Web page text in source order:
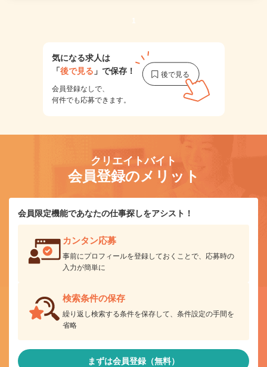
1
気になる求人は
「後で見る 」で保存！
会員登録なしで、
何件でも応募できます。
クリエイトバイト
会員登録のメリット
会員限定機能であなたの仕事探しをアシスト！
カンタン応募
事前にプロフィールを登録しておくことで、応募時の
入力が簡単に
検索条件の保存
繰り返し検索する条件を保存して、条件設定の手間を
省略
まずは会員登録（無料）